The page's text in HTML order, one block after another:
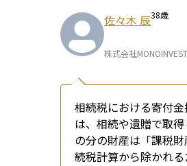
佐々木 辰38歳
株式会社
相続税における寄付
は、相続や遺贈で取
の分の財産は「課税
続税計算から除かれる